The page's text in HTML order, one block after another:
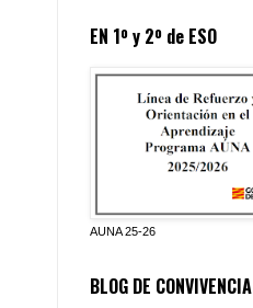
EN 1º y 2º de ESO
AUNA 25-26
BLOG DE CONVIVENCIA